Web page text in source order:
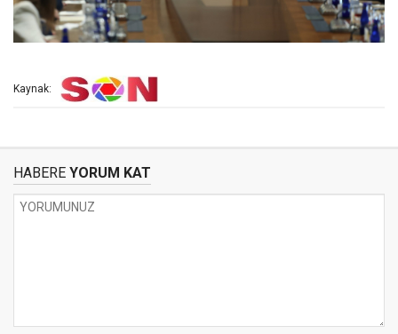
Kaynak:
HABERE YORUM KAT